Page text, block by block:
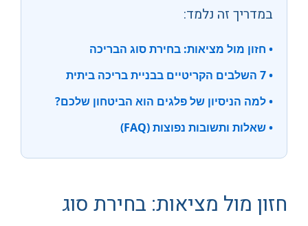
במדריך זה נלמד:
• חזון מול מציאות: בחירת סוג הבריכה
• 7 השלבים הקריטיים בבניית בריכה ביתית
• למה הניסיון של פלגים הוא הביטחון שלכם?
• שאלות ותשובות נפוצות (FAQ)
חזון מול מציאות: בחירת סוג